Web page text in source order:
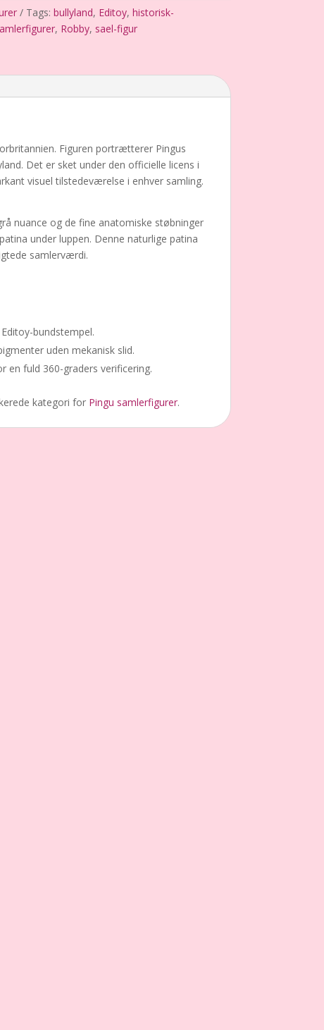
Tags: bullyland, Editoy, historisk-
, Robby, sael-figur
Figuren portrætterer Pingus
Det er sket under den officielle licens i
visuel tilstedeværelse i enhver samling.
nuance og de fine anatomiske støbninger
under luppen. Denne naturlige patina
samlerværdi.
bundstempel.
uden mekanisk slid.
en fuld 360-graders verificering.
kategori for Pingu samlerfigurer.